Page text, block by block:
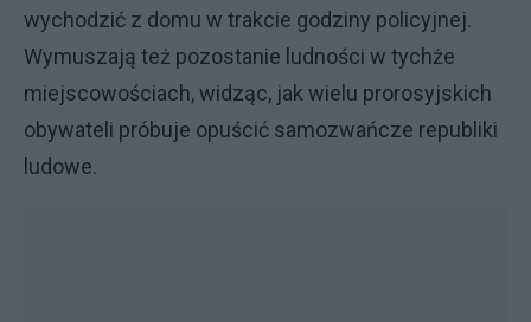
wychodzić z domu w trakcie godziny policyjnej.
Wymuszają też pozostanie ludności w tychże
miejscowościach, widząc, jak wielu prorosyjskich
obywateli próbuje opuścić samozwańcze republiki
ludowe.